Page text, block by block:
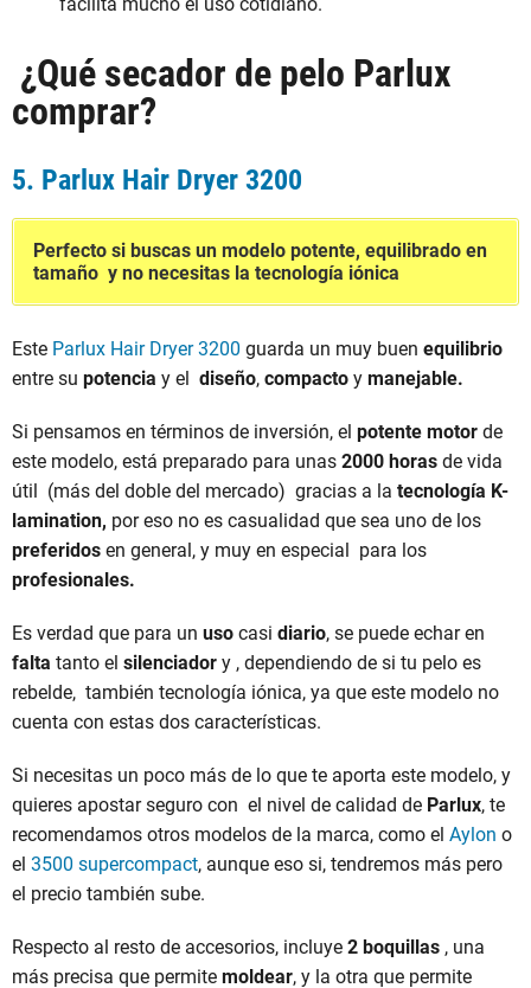
¿Qué secador de pelo Parlux
comprar?
5. Parlux Hair Dryer 3200
Perfecto si buscas un modelo potente, equilibrado en
tamaño y no necesitas la tecnología iónica
Este Parlux Hair Dryer 3200 guarda un muy buen equilibrio
entre su potencia y el diseño, compacto y manejable.
Si pensamos en términos de inversión, el potente motor de
este modelo, está preparado para unas 2000 horas de vida
útil (más del doble del mercado) gracias a la tecnología K-
lamination, por eso no es casualidad que sea uno de los
preferidos en general, y muy en especial para los
profesionales.
Es verdad que para un uso casi diario, se puede echar en
falta tanto el silenciador y , dependiendo de si tu pelo es
rebelde, también tecnología iónica, ya que este modelo no
cuenta con estas dos características.
Si necesitas un poco más de lo que te aporta este modelo, y
quieres apostar seguro con el nivel de calidad de Parlux, te
recomendamos otros modelos de la marca, como el Aylon o
el 3500 supercompact, aunque eso si, tendremos más pero
el precio también sube.
Respecto al resto de accesorios, incluye 2 boquillas , una
más precisa que permite moldear, y la otra que permite